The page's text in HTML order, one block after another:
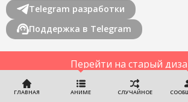
ГЛАВНАЯ АНИМЕ СЛУЧАЙНОЕ
Telegram разработки
Поддержка в Telegram
Перейти на старый
©2022-2026YummyAnime.Все